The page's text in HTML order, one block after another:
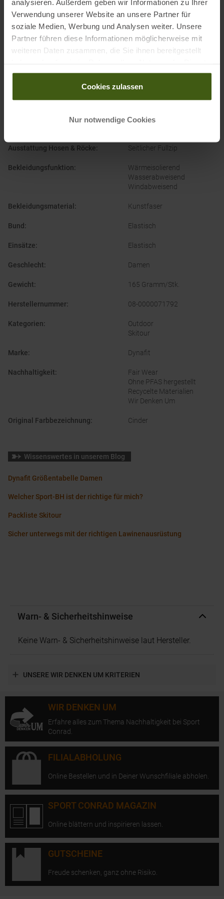
analysieren. Außerdem geben wir Informationen zu Ihrer
Verwendung unserer Website an unsere Partner für
soziale Medien, Werbung und Analysen weiter. Unsere
Partner führen diese Informationen möglicherweise mit
weiteren Daten zusammen, die Sie ihnen bereitgestellt
gesammelt haben.
Cookies zulassen
Nur notwendige Cookies
PRODUKTEIGENSCHAFTEN:
Ausstattung Hosen & Röcke: Seitlicher Fullzip
Bekleidungsfunktion:
Wärmeisolierend
Wasserabweisend
Windabweisend
Bekleidungsmaterial : Kunstfaser
Bund : Elastisch
Einsätze: Elastisch
Geschlecht: Damen
Gewicht: 165 Gramm/Stk.
Herstellernummer: 08-0000071792
Kategorien:
Outdoor
Skitour
Marke: Dynafit
Nachhaltigkeit:
Fair Wear
Ohne PFAS hergestellt
Recycelte Materialien
Wir Denken Um
Original Farbbezeichnung: Cinder
Wissenswertes in unserem Blog
Dynafit Größentabelle Damen
Welcher Sport-BH ist der richtige für mich?
Packliste Skitour
Sicher unterwegs mit der richtigen Lawinenausrüstung
Warn- & Sicherheitshinweise
Keine Warn- & Sicherheitshinweise laut Hersteller.
UNSERE WIR DENKEN UM KRITERIEN
WIR DENKEN UM
Erfahre alles zum Thema Nachhaltigkeit bei Sport
Conrad.
FILIALABHOLUNG
Online Bestellen und in Deiner Wunschfiliale abholen.
SPORT CONRAD MAGAZIN
Online blättern und inspirieren lassen.
GUTSCHEINE
Freude schenken, ganz ohne Risiko.